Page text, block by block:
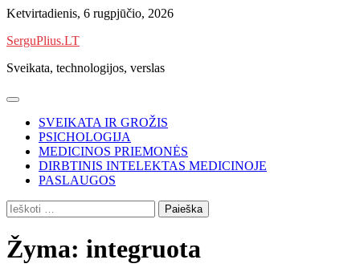
Skip
content
Ketvirtadienis, 6 rugpjūčio, 2026
SerguPlius.LT
Sveikata, technologijos, verslas
SVEIKATA IR GROŽIS
PSICHOLOGIJA
MEDICINOS PRIEMONĖS
DIRBTINIS INTELEKTAS MEDICINOJE
PASLAUGOS
Ieškoti:
Žyma: integruota